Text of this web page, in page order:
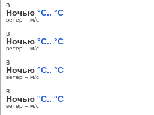
в
Ночью °C.. °C
ветер – м/c
в
Ночью °C.. °C
ветер – м/c
в
Ночью °C.. °C
ветер – м/c
в
Ночью °C.. °C
ветер – м/c